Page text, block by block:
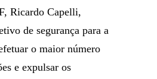
Ricardo Capelli,
de segurança para a
o maior número
e expulsar os